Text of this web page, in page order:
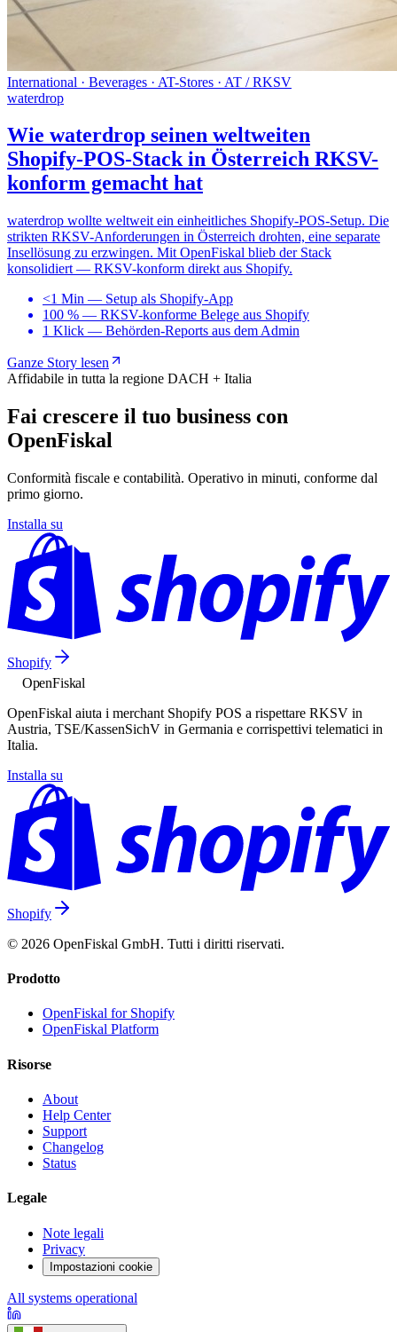
International · Beverages · AT-Stores · AT / RKSV
waterdrop
Wie waterdrop seinen weltweiten
Shopify-POS-Stack in Österreich RKSV-
konform gemacht hat
waterdrop wollte weltweit ein einheitliches Shopify-POS-Setup. Die
strikten RKSV-Anforderungen in Österreich drohten, eine separate
Insellösung zu erzwingen. Mit OpenFiskal blieb der Stack
konsolidiert — RKSV-konform direkt aus Shopify.
<1 Min — Setup als Shopify-App
100 % — RKSV-konforme Belege aus Shopify
1 Klick — Behörden-Reports aus dem Admin
Ganze Story lesen
Affidabile in tutta la regione DACH + Italia
Fai crescere il tuo business con
OpenFiskal
Conformità fiscale e contabilità. Operativo in minuti, conforme dal
primo giorno.
Installa su
Shopify
OpenFiskal
OpenFiskal aiuta i merchant Shopify POS a rispettare RKSV in
Austria, TSE/KassenSichV in Germania e corrispettivi telematici in
Italia.
Installa su
Shopify
© 2026 OpenFiskal GmbH. Tutti i diritti riservati.
Prodotto
OpenFiskal for Shopify
OpenFiskal Platform
Risorse
About
Help Center
Support
Changelog
Status
Legale
Note legali
Privacy
Impostazioni cookie
All systems operational